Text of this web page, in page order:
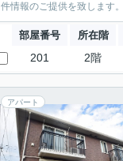
件情報のご提供を致します。
部屋番号 所在階
201 2階
アパート